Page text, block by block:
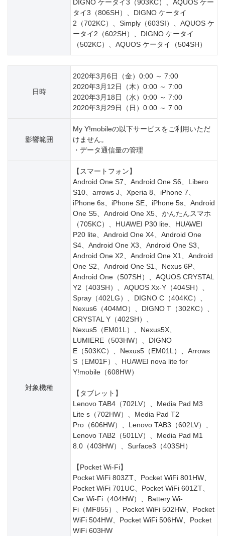
DIGNO ケータイ3（903KC）、AQUOS ケー
タイ3（806SH）、DIGNO ケータイ
2（702KC）、Simply（603SI）、AQUOS ケ
ータイ2（602SH）、DIGNO ケータイ
（502KC）、AQUOS ケータイ（504SH）
日時
2020年3月6日（金）0:00 ～ 7:00
2020年3月12日（木）0:00 ～ 7:00
2020年3月18日（水）0:00 ～ 7:00
2020年3月29日（日）0:00 ～ 7:00
影響範囲
My Y!mobileの以下サービスをご利用いただ
けません。
・データ通信量の管理
対象機種
【スマートフォン】
Android One S7、Android One S6、Libero
S10、arrows J、Xperia 8、iPhone 7、
iPhone 6s、iPhone SE、iPhone 5s、Android
One S5、Android One X5、かんたんスマホ
（705KC）、HUAWEI P30 lite、HUAWEI
P20 lite、Android One X4、Android One
S4、Android One X3、Android One S3、
Android One X2、Android One X1、Android
One S2、Android One S1、Nexus 6P、
Android One（507SH）、AQUOS CRYSTAL
Y2（403SH）、AQUOS Xx-Y（404SH）、
Spray（402LG）、DIGNO C（404KC）、
Nexus6（404MO）、DIGNO T（302KC）、
CRYSTAL Y（402SH）、
Nexus5（EM01L）、Nexus5X、
LUMIERE（503HW）、DIGNO
E（503KC）、Nexus5（EM01L）、Arrows
S（EM01F）、HUAWEI nova lite for
Y!mobile（608HW）
【タブレット】
Lenovo TAB4（702LV）、Media Pad M3
Lite s（702HW）、Media Pad T2
Pro（606HW）、Lenovo TAB3（602LV）、
Lenovo TAB2（501LV）、Media Pad M1
8.0（403HW）、Surface3（403SH）
【Pocket Wi-Fi】
Pocket WiFi 803ZT、Pocket WiFi 801HW、
Pocket WiFi 701UC、Pocket WiFi 601ZT、
Car Wi-Fi（404HW）、Battery Wi-
Fi（MF855）、Pocket WiFi 502HW、Pocket
WiFi 504HW、Pocket WiFi 506HW、Pocket
WiFi 603HW